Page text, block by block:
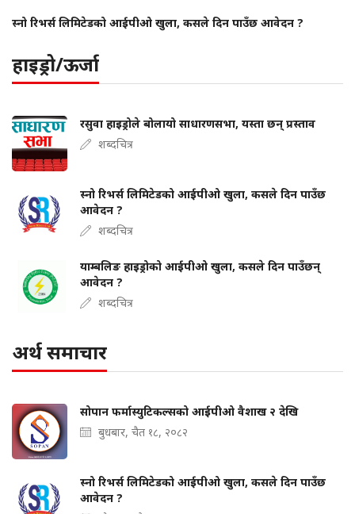
स्नो रिभर्स लिमिटेडको आईपीओ खुला, कसले दिन पाउँछ आवेदन ?
हाइड्रो/ऊर्जा
रसुवा हाइड्रोले बोलायो साधारणसभा, यस्ता छन् प्रस्ताव
शब्दचित्र
स्नो रिभर्स लिमिटेडको आईपीओ खुला, कसले दिन पाउँछ
आवेदन ?
शब्दचित्र
याम्बलिङ हाइड्रोको आईपीओ खुला, कसले दिन पाउँछन्
आवेदन ?
शब्दचित्र
अर्थ समाचार
सोपान फर्मास्युटिकल्सको आईपीओ वैशाख २ देखि
बुधबार, चैत १८, २०८२
स्नो रिभर्स लिमिटेडको आईपीओ खुला, कसले दिन पाउँछ
आवेदन ?